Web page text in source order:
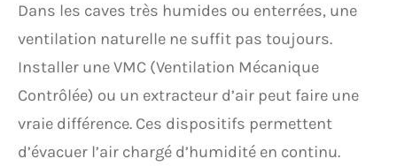
Dans les caves très humides ou enterrées, une
ventilation naturelle ne suffit pas toujours.
Installer une VMC (Ventilation Mécanique
Contrôlée) ou un extracteur d’air peut faire une
vraie différence. Ces dispositifs permettent
d’évacuer l’air chargé d’humidité en continu.